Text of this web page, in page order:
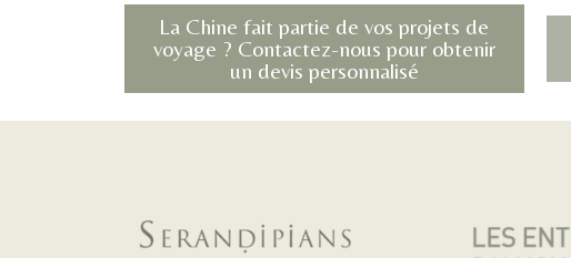
La Chine fait partie de vos projets de
voyage ? Contactez-nous pour obtenir
un devis personnalisé